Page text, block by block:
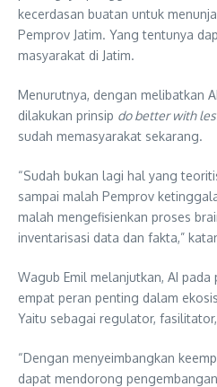
kecerdasan buatan untuk
Pemprov Jatim. Yang tentunya
masyarakat di Jatim.
Menurutnya, dengan melibatkan
dilakukan prinsip do better with
sudah memasyarakat sekarang.
“Sudah bukan lagi hal yang
sampai malah Pemprov
malah mengefisienkan proses
inventarisasi data dan fakta,”
Wagub Emil melanjutkan, AI pada
empat peran penting dalam
Yaitu sebagai regulator,
“Dengan menyeimbangkan
dapat mendorong